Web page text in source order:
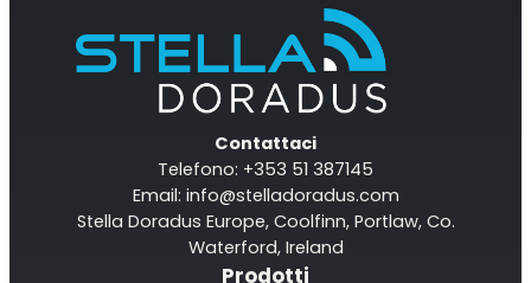
RouterAmp
Contattaci
Telefono: +353 51 387145
Email: info@stelladoradus.com
Stella Doradus Europe, Coolfinn, Portlaw, Co.
Waterford, Ireland
Prodotti